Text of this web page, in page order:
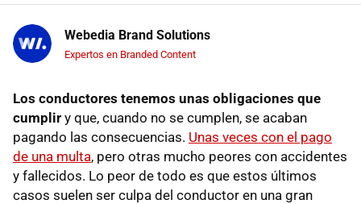
Webedia Brand Solutions
Expertos en Branded Content
Los conductores tenemos unas obligaciones que
cumplir y que, cuando no se cumplen, se acaban
pagando las consecuencias. Unas veces con el pago
de una multa, pero otras mucho peores con accidentes
y fallecidos. Lo peor de todo es que estos últimos
casos suelen ser culpa del conductor en una gran